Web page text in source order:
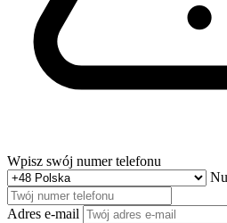
Wpisz swój numer telefonu
Adres e-mail